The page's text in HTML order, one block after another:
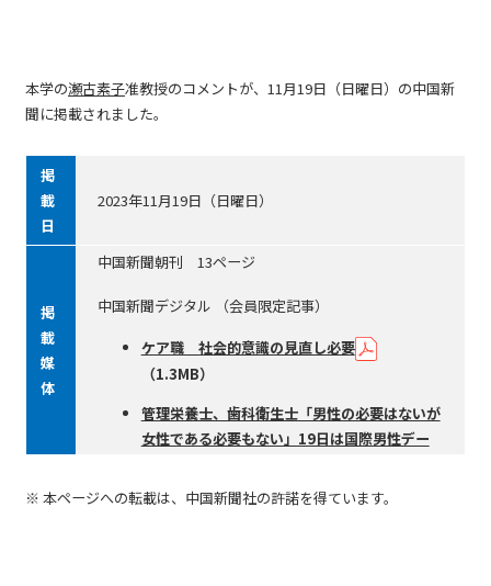
本学の瀬古素子准教授のコメントが、11月19日（日曜日）の中国新
聞に掲載されました。
掲
載
日
2023年11月19日（日曜日）
掲
載
媒
体
中国新聞朝刊 13ページ
中国新聞デジタル （会員限定記事）
ケア職 社会的意識の見直し必要
（1.3MB）
管理栄養士、歯科衛生士「男性の必要はないが
女性である必要もない」19日は国際男性デー
※ 本ページへの転載は、中国新聞社の許諾を得ています。